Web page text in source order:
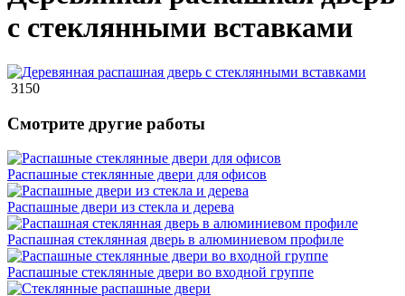
с стеклянными вставками
3150
Смотрите другие работы
Распашные стеклянные двери для офисов
Распашные двери из стекла и дерева
Распашная стеклянная дверь в алюминиевом профиле
Распашные стеклянные двери во входной группе